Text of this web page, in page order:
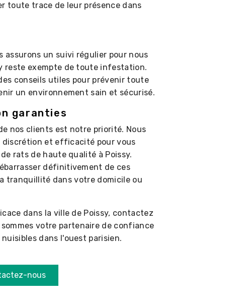
toute trace de leur présence dans
un suivi régulier pour nous
reste exempte de toute infestation.
conseils utiles pour prévenir toute
un environnement sain et sécurisé.
garanties
nos clients est notre priorité. Nous
discrétion et efficacité pour vous
rats de haute qualité à Poissy.
définitivement de ces
tranquillité dans votre domicile ou
dans la ville de Poissy, contactez
sommes votre partenaire de confiance
dans l'ouest parisien.
nous